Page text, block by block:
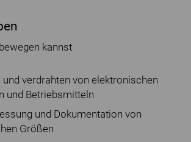
kannst
verdrahten von elektronischen
und Betriebsmitteln
und Dokumentation von
Größen